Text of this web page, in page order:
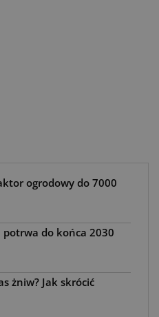
ogrodowy do 7000
do końca 2030
żniw? Jak skrócić